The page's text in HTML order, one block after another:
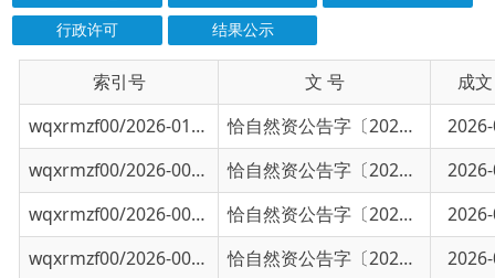
索引号 信息标题 文 号
wqxrmzf00/2026-01023
乌恰县自然资源局国有建设用地使用权挂
恰自然资公告字〔2026〕16号 2026-07-23
乌恰县自然资源局国有建设用地使用权挂
2026-07-07
wqxrmzf00/2026-00877 乌恰县自然资源局国有建设用地使用权挂
恰自然资公告字〔2026〕14号 2026-07-07
wqxrmzf00/2026-00825 乌恰县自然资源局国有建设用地使用权挂
恰自然资公告字〔2026〕13号 2026-07-01
wqxrmzf00/2026-00707 关于S334线波斯坦铁列克乡-膘尔托阔依
恰自然资临字〔2026〕8号
2026-06-15
wqxrmzf00/2026-00706
关于克州乌恰县城西地下管网及相关配套
恰自然资临字〔2026〕7号 2026-06-15